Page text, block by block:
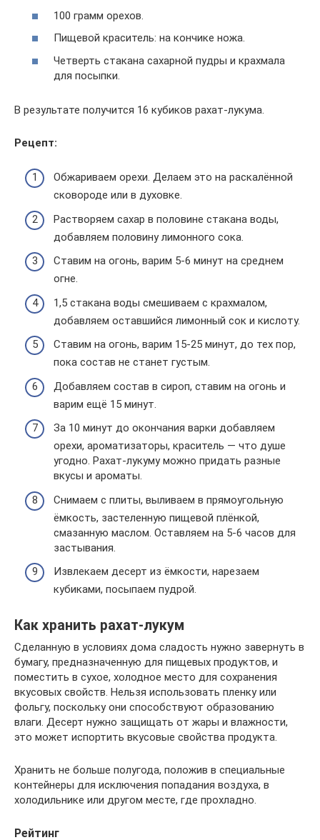
100 грамм орехов.
Пищевой краситель: на кончике ножа.
Четверть стакана сахарной пудры и крахмала
для посыпки.
В результате получится 16 кубиков рахат-лукума.
Рецепт:
Обжариваем орехи. Делаем это на раскалённой
сковороде или в духовке.
Растворяем сахар в половине стакана воды,
добавляем половину лимонного сока.
Ставим на огонь, варим 5-6 минут на среднем
огне.
1,5 стакана воды смешиваем с крахмалом,
добавляем оставшийся лимонный сок и кислоту.
Ставим на огонь, варим 15-25 минут, до тех пор,
пока состав не станет густым.
Добавляем состав в сироп, ставим на огонь и
варим ещё 15 минут.
За 10 минут до окончания варки добавляем
орехи, ароматизаторы, краситель — что душе
угодно. Рахат-лукуму можно придать разные
вкусы и ароматы.
Снимаем с плиты, выливаем в прямоугольную
ёмкость, застеленную пищевой плёнкой,
смазанную маслом. Оставляем на 5-6 часов для
застывания.
Извлекаем десерт из ёмкости, нарезаем
кубиками, посыпаем пудрой.
Как хранить рахат-лукум
Сделанную в условиях дома сладость нужно завернуть в
бумагу, предназначенную для пищевых продуктов, и
поместить в сухое, холодное место для сохранения
вкусовых свойств. Нельзя использовать пленку или
фольгу, поскольку они способствуют образованию
влаги. Десерт нужно защищать от жары и влажности,
это может испортить вкусовые свойства продукта.
Хранить не больше полугода, положив в специальные
контейнеры для исключения попадания воздуха, в
холодильнике или другом месте, где прохладно.
Рейтинг